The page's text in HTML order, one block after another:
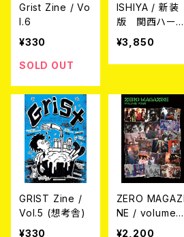
Grist Zine / Vo
l.6
¥330
SOLD OUT
ISHIYA / 新装
版 関西ハード
コア (BOOK)
¥3,850
GRIST Zine /
Vol.5 (想考舎)
¥330
ZERO MAGAZI
NE / volume4
【80s九州HARD
¥2,200